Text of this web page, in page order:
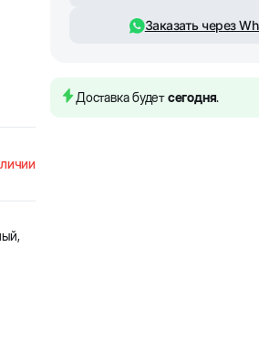
Заказать через
Доставка будетсегодня.